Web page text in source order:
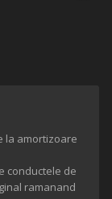
la amortizoare
conductele de
ramanand